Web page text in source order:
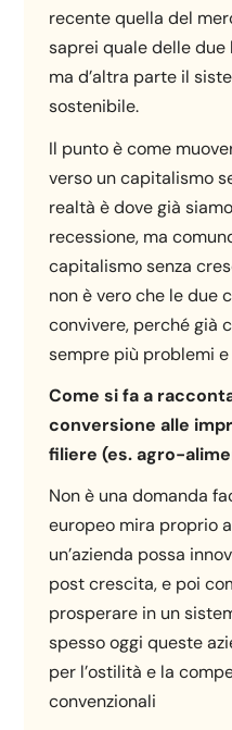
recente quella del
saprei quale delle
ma d’altra parte il
sostenibile.
Il punto è come
verso un capitalismo
realtà è dove già
recessione, ma
capitalismo senza
non è vero che le due
convivere, perché già
sempre più problemi e
Come si fa a
conversione alle
filiere (es. agro-
Non è una domanda
europeo mira proprio
un’azienda possa
post crescita, e poi
prosperare in un
spesso oggi queste
per l’ostilità e la
convenzionali